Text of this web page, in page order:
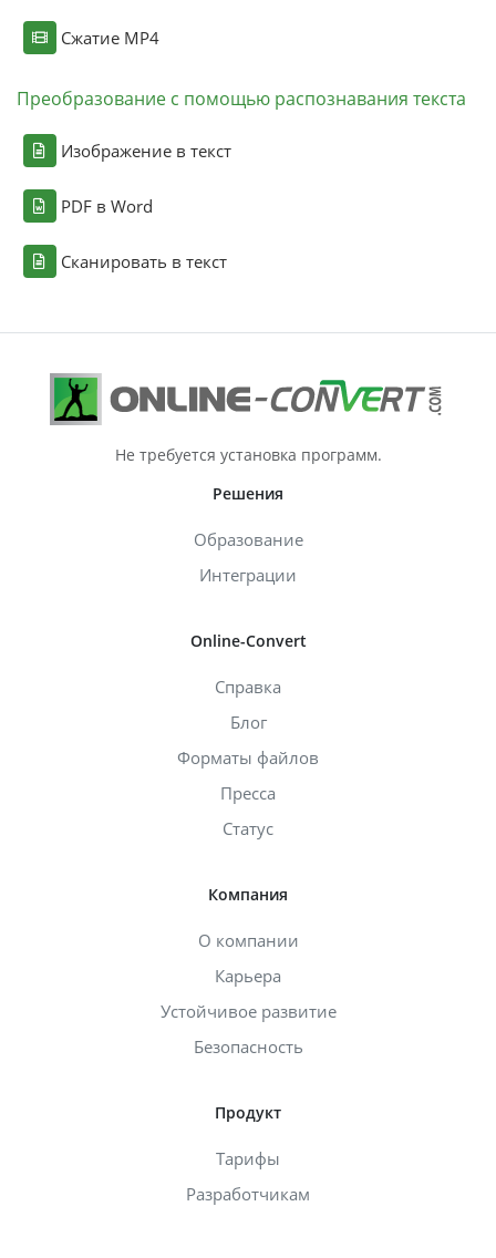
Сжатие MP4
Преобразование с помощью распознавания текста
Изображение в текст
PDF в Word
Сканировать в текст
Не требуется установка программ.
Решения
Образование
Интеграции
Online-Convert
Справка
Блог
Форматы файлов
Пресса
Статус
Компания
О компании
Карьера
Устойчивое развитие
Безопасность
Продукт
Тарифы
Разработчикам